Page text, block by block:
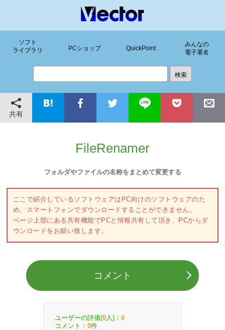
ソフト
ライブラリ
PCショップ QuickPoint
みんなの
電子署名
共有
FileRenamer
フォルダやファイルの名称をまとめて変更する
ここで紹介しているソフトウェアはPC向けのソフトウェアのた
め、スマートフォンでダウンロードすることができません。
ページ上部にある共有機能でPCと情報共有して頂き、PCからダ
ウンロードをお願い致します。
コメント
ユーザーの評価(0 人)： 0
コメント： 0件